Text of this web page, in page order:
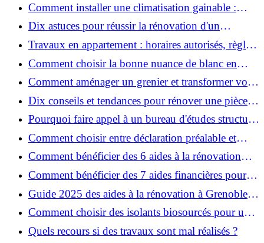
Comment installer une climatisation gainable :
coût, étapes et conseils ?
Dix astuces pour réussir la rénovation d'un
appartement
Travaux en appartement : horaires autorisés, règles
et bonnes pratiques
Comment choisir la bonne nuance de blanc en
décoration et éviter les pièges ?
Comment aménager un grenier et transformer vos
combles en espace habitable ?
Dix conseils et tendances pour rénover une pièce
de la maison
Pourquoi faire appel à un bureau d'études structure
pour garantir la sécurité de vos rénovations ?
Comment choisir entre déclaration préalable et
permis de construire pour vos travaux ?
Comment bénéficier des 6 aides à la rénovation
énergétique à Grenoble ?
Comment bénéficier des 7 aides financières pour la
rénovation énergétique à Voiron ?
Guide 2025 des aides à la rénovation à Grenoble et
Voiron : MaPrimeRénov’, CEE, aides locales
Comment choisir des isolants biosourcés pour une
rénovation écologique ?
Quels recours si des travaux sont mal réalisés ?